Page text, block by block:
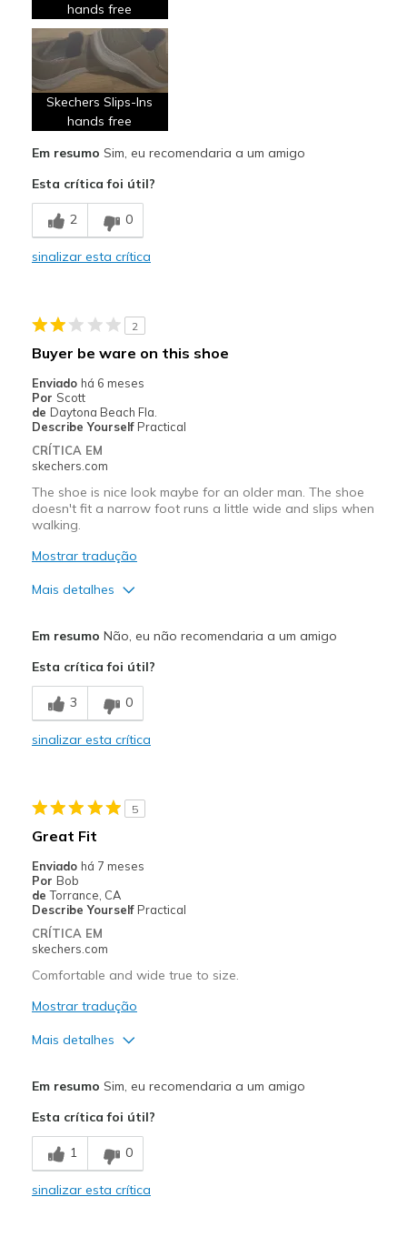
hands free
Skechers Slips-lns
hands free
Em resumo Sim, eu recomendaria a um amigo
Esta crítica foi útil?
2 0
sinalizar esta crítica
2
Buyer be ware on this shoe
Enviado há 6 meses
Por Scott
de Daytona Beach Fla.
Describe Yourself Practical
CRÍTICA EM
skechers.com
The shoe is nice look maybe for an older man. The shoe
doesn't fit a narrow foot runs a little wide and slips when
walking.
Mostrar tradução
Mais detalhes
Contras
is very loose on the foot - flips/flops
Sizing
View On Shoes
Em resumo Não, eu não recomendaria a um amigo
Esta crítica foi útil?
3 0
sinalizar esta crítica
5
Great Fit
Enviado há 7 meses
Por Bob
de Torrance, CA
Describe Yourself Practical
CRÍTICA EM
skechers.com
Comfortable and wide true to size.
Mostrar tradução
Mais detalhes
Melhores utilizações
Casual Wear
Em resumo Sim, eu recomendaria a um amigo
Esta crítica foi útil?
1 0
sinalizar esta crítica